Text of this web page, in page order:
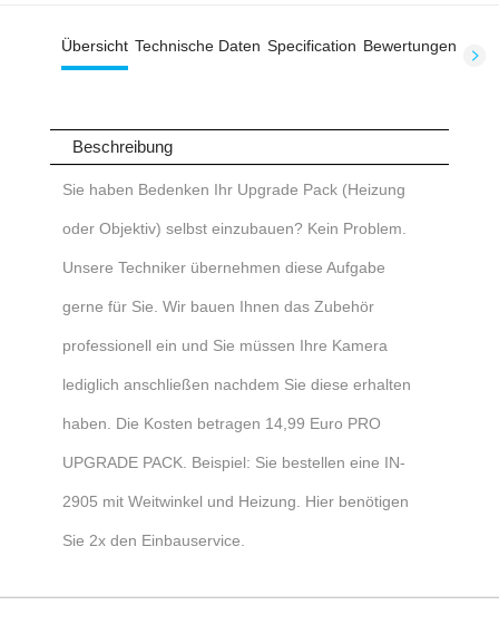
Übersicht Technische Daten Specification Bewertungen
Beschreibung
Sie haben Bedenken Ihr Upgrade Pack (Heizung
oder Objektiv) selbst einzubauen? Kein Problem.
Unsere Techniker übernehmen diese Aufgabe
gerne für Sie. Wir bauen Ihnen das Zubehör
professionell ein und Sie müssen Ihre Kamera
lediglich anschließen nachdem Sie diese erhalten
haben. Die Kosten betragen 14,99 Euro PRO
UPGRADE PACK. Beispiel: Sie bestellen eine IN-
2905 mit Weitwinkel und Heizung. Hier benötigen
Sie 2x den Einbauservice.